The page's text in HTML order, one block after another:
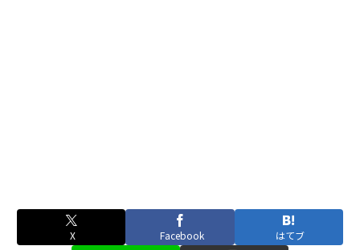
X Facebook はてブ